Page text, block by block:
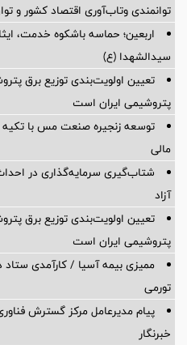
توانمندی وتاب‌آوری اقتصاد کشور و
اربعین؛ حماسه باشکوه خدمت،
سیدالشهدا (ع)
تعیین اولویت‌بندی توزیع برق
پتروشیمی ایران است
توسعه زنجیره صنعت مس با تکیه
مالی
شتاب‌گیری سرمایه‌گذاری در
آزاد
تعیین اولویت‌بندی توزیع برق
پتروشیمی ایران است
ممیزی بیمه آسیا / کارآمدی ستاد
تورمی
پیام مدیرعامل مرکز گسترش
خبرنگار